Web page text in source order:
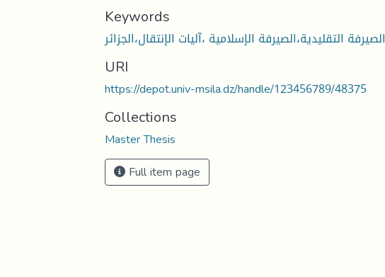
Keywords
الصيرفة التقليدية،الصيرفة الإسلامية ،آليات الإنتقال،الجزائر
URI
https://depot.univ-msila.dz/handle/123456789/48375
Collections
Master Thesis
Full item page